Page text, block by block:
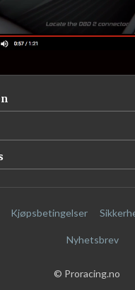
Kjøpsbetingelser
Nyhetsbrev
© Proracing.no